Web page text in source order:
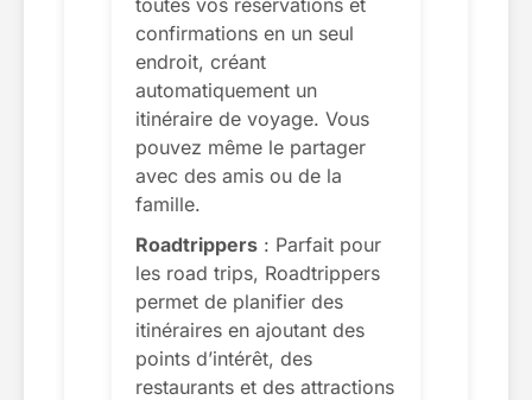
confirmations en un seul
endroit, créant
automatiquement un
itinéraire de voyage. Vous
pouvez même le partager
avec des amis ou de la
famille.
Roadtrippers : Parfait pour
les road trips, Roadtrippers
permet de planifier des
itinéraires en ajoutant des
points d’intérêt, des
restaurants et des attractions